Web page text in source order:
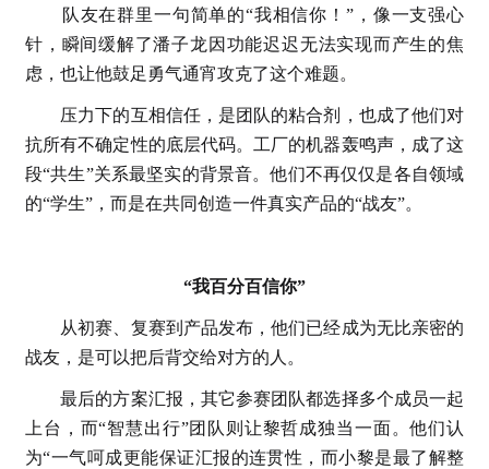
队友在群里一句简单的“我相信你！”，像一支强心
针，瞬间缓解了潘子龙因功能迟迟无法实现而产生的焦
虑，也让他鼓足勇气通宵攻克了这个难题。
压力下的互相信任，是团队的粘合剂，也成了他们对
抗所有不确定性的底层代码。工厂的机器轰鸣声，成了这
段“共生”关系最坚实的背景音。他们不再仅仅是各自领域
的“学生”，而是在共同创造一件真实产品的“战友”。
“我百分百信你”
从初赛、复赛到产品发布，他们已经成为无比亲密的
战友，是可以把后背交给对方的人。
最后的方案汇报，其它参赛团队都选择多个成员一起
上台，而“智慧出行”团队则让黎哲成独当一面。他们认
为“一气呵成更能保证汇报的连贯性，而小黎是最了解整